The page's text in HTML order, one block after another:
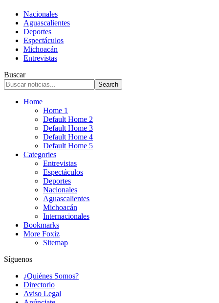
Nacionales
Aguascalientes
Deportes
Espectáculos
Michoacán
Entrevistas
Buscar
Home
Home 1
Default Home 2
Default Home 3
Default Home 4
Default Home 5
Categories
Entrevistas
Espectáculos
Deportes
Nacionales
Aguascalientes
Michoacán
Internacionales
Bookmarks
More Foxiz
Sitemap
Síguenos
¿Quiénes Somos?
Directorio
Aviso Legal